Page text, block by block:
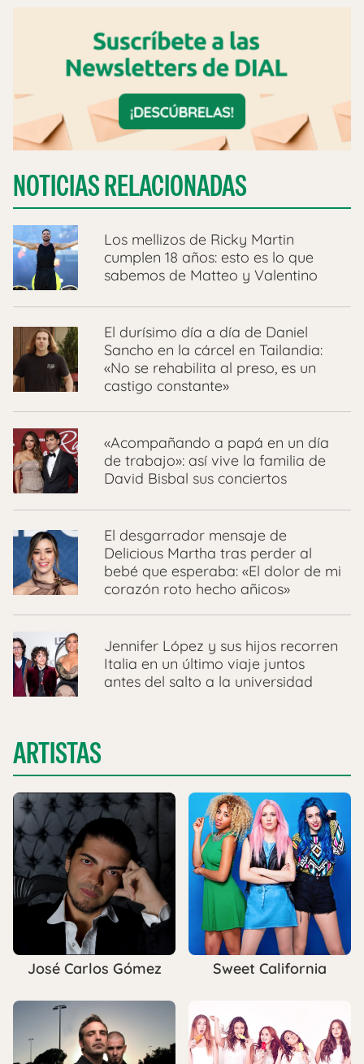
NOTICIAS RELACIONADAS
Los mellizos de Ricky Martin
cumplen 18 años: esto es lo que
sabemos de Matteo y Valentino
El durísimo día a día de Daniel
Sancho en la cárcel en Tailandia:
«No se rehabilita al preso, es un
castigo constante»
«Acompañando a papá en un día
de trabajo»: así vive la familia de
David Bisbal sus conciertos
El desgarrador mensaje de
Delicious Martha tras perder al
bebé que esperaba: «El dolor de mi
corazón roto hecho añicos»
Jennifer López y sus hijos recorren
Italia en un último viaje juntos
antes del salto a la universidad
ARTISTAS
José Carlos Gómez Sweet California